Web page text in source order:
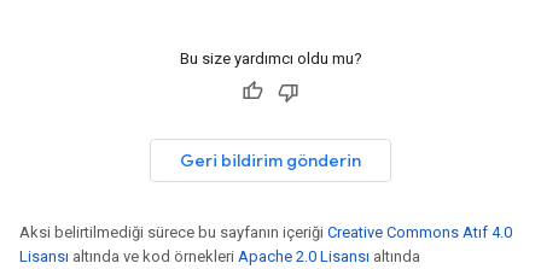
Bu size yardımcı oldu mu?
Geri bildirim gönderin
Aksi belirtilmediği sürece bu sayfanın içeriği Creative Commons Atıf 4.0
Lisansı altında ve kod örnekleri Apache 2.0 Lisansı altında